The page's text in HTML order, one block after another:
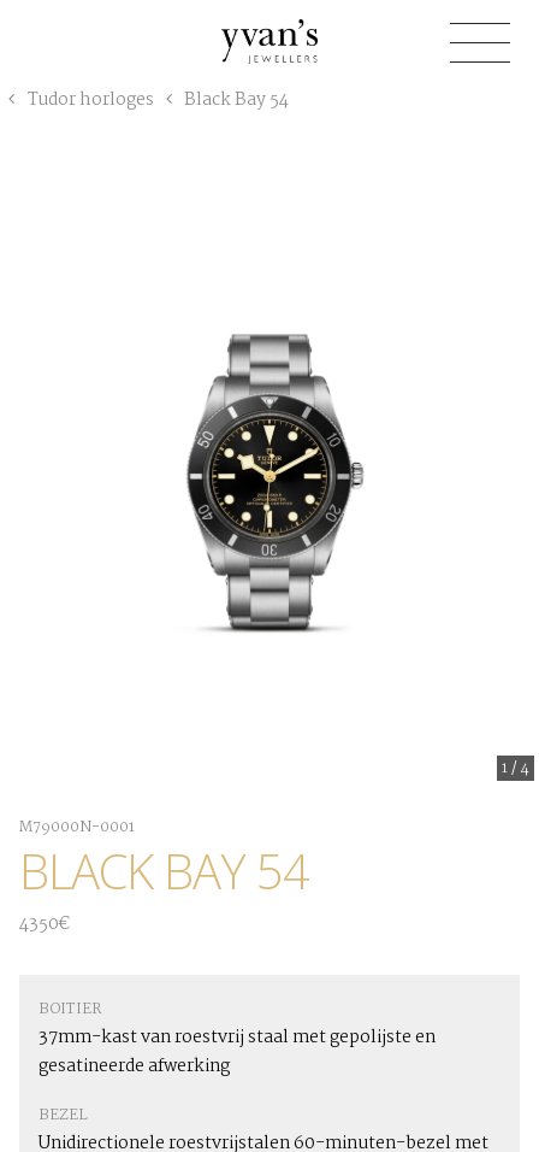
Jewellers
Tudor horloges Black Bay 54
1/4
M79000N-0001
BLACK BAY 54
4350€
BOITIER
37mm-kast van roestvrij staal met gepolijste en
gesatineerde afwerking
BEZEL
Unidirectionele roestvrijstalen 60-minuten-bezel met